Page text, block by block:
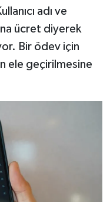
adı ve
ücret diyerek
Bir ödev için
ele geçirilmesine